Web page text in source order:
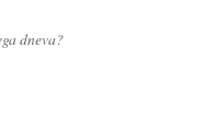
dneva?